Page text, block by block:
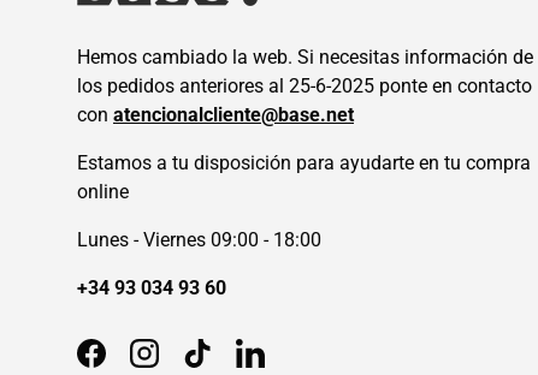
Hemos cambiado la web. Si necesitas información de
los pedidos anteriores al 25-6-2025 ponte en contacto
con atencionalcliente@base.net
Estamos a tu disposición para ayudarte en tu compra
online
Lunes - Viernes 09:00 - 18:00
+34 93 034 93 60
FacebookInstagramTikTokLinkedIn